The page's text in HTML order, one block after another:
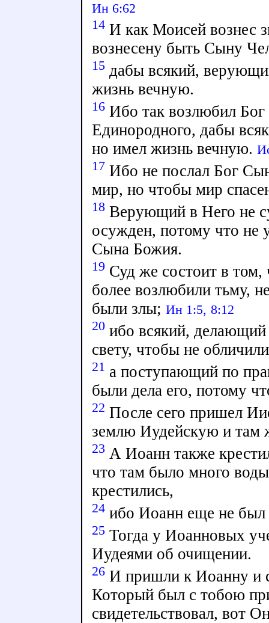
Ин 6:62
14И как Моисей вознес
вознесену быть Сыну
15дабы всякий,
жизнь вечную.
16Ибо так возлюбил Бог
Единородного, дабы
но имел жизнь вечную.
17 Ибо не послал Бог
мир, но чтобы мир
18Верующий в Него не
осужден, потому что не
Сына Божия.
19 Суд же состоит в
более возлюбили тьму,
были злы; Ин 1:5, 8:12
20ибо всякий, делающий
свету, чтобы не
21 а поступающий по
были дела его, потому
22 После сего пришел
землю Иудейскую и там
23 А Иоанн также
что там было много
крестились,
24ибо Иоанн еще не был
25Тогда у Иоанновых
Иудеями об очищении.
26И пришли к Иоанну и
Который был с тобою
свидетельствовал, вот